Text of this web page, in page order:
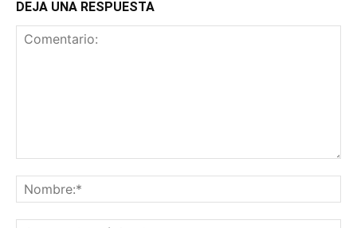
DEJA UNA RESPUESTA